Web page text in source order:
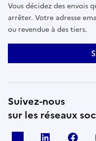
Vous décidez des envois
arrêter. Votre adresse
ou revendue à des tiers.
Suivez-nous
sur les réseaux
linkedin